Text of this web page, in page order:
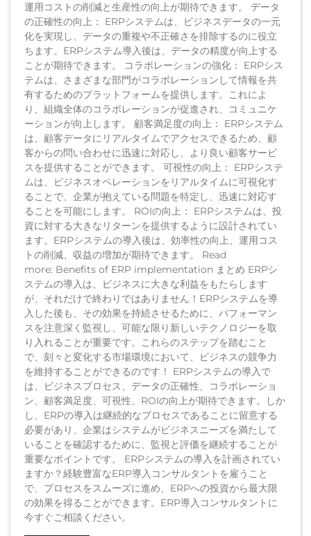
運用コストの削減と生産性の向上が期待できます。 データ
の正確性の向上： ERPシステムは、ビジネスデータの一元
化を実現し、データの重複や不正確さを排除するのに役立
ちます。ERPシステム導入後は、データの精度が向上する
ことが期待できます。 コラボレーションの強化： ERPシス
テムは、さまざまな部門がコラボレーションして情報を共
有するためのプラットフォームを提供します。これによ
り、組織全体のコラボレーションが促進され、コミュニケ
ーションが向上します。 顧客満足度の向上： ERPシステム
は、顧客データにリアルタイムでアクセスできるため、顧
客からの問い合わせに迅速に対応し、より良い顧客サービ
スを提供することができます。 可視性の向上： ERPシステ
ムは、ビジネスオペレーションをリアルタイムに可視化す
ることで、企業が抱えている問題を特定し、迅速に対応す
ることを可能にします。 ROIの向上： ERPシステムは、投
資に対する大きなリターンを提供するように設計されてい
ます。ERPシステムの導入後は、効率性の向上、運用コス
トの削減、収益の増加が期待できます。 Read
more: Benefits of ERP implementation まとめ ERPシ
ステムの導入は、ビジネスに大きな利益をもたらします
が、それだけで終わりではありません！ERPシステムを導
入した後も、その効果を持続させるために、パフォーマン
スを注意深く監視し、可能な限り新しいテクノロジーを取
り入れることが重要です。これらのステップを踏むこと
で、刻々と変化する市場環境において、ビジネスの競争力
を維持することができるのです！ ERPシステムの導入で
は、ビジネスプロセス、データの正確性、コラボレーショ
ン、顧客満足度、可視性、ROIの向上が期待できます。しか
し、ERPの導入は継続的なプロセスであることに留意する
必要があり、企業はシステムがビジネスニーズを満たして
いることを確認するために、監視と評価を継続することが
重要なポイントです。 ERPシステムの導入を計画されてい
ますか？経験豊富なERP導入コンサルタントを雇うこと
で、プロセスをスムーズに進め、ERPへの投資から最大限
の効果を得ることができます。ERP導入コンサルタントに
今すぐご相談ください。